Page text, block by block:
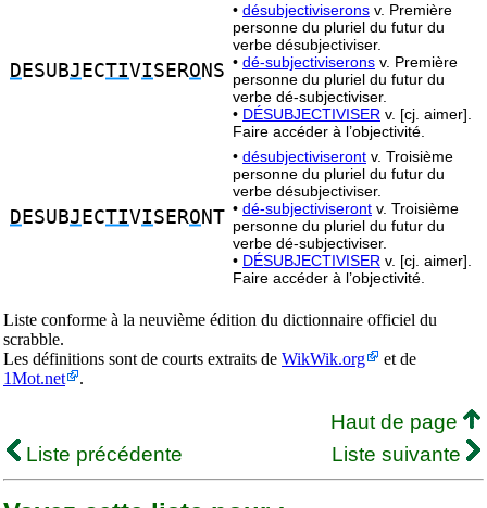
D ESUBJ ECTIVISERO NS
• désubjectiviserons v. Première
personne du pluriel du futur du
verbe désubjectiviser.
• dé-subjectiviserons v. Première
personne du pluriel du futur du
verbe dé-subjectiviser.
• DÉSUBJECTIVISER v. [cj. aimer].
Faire accéder à l’objectivité.
D ESUBJ ECTIVISERO NT
• désubjectiviseront v. Troisième
personne du pluriel du futur du
verbe désubjectiviser.
• dé-subjectiviseront v. Troisième
personne du pluriel du futur du
verbe dé-subjectiviser.
• DÉSUBJECTIVISER v. [cj. aimer].
Faire accéder à l’objectivité.
Liste conforme à la neuvième édition du dictionnaire officiel du
scrabble.
Les définitions sont de courts extraits de WikWik.org
et de
1Mot.net
.
Haut de page
Liste précédente
Liste suivante